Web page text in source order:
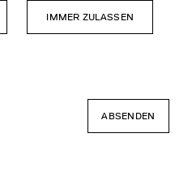
IMMER ZULASSEN
ABSENDEN